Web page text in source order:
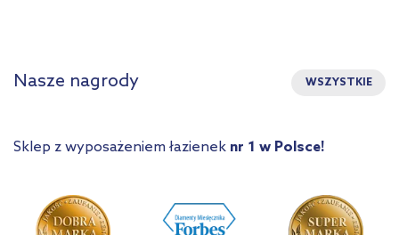
Nasze nagrody WSZYSTKIE
Sklep z wyposażeniem łazienek nr 1 w Polsce!